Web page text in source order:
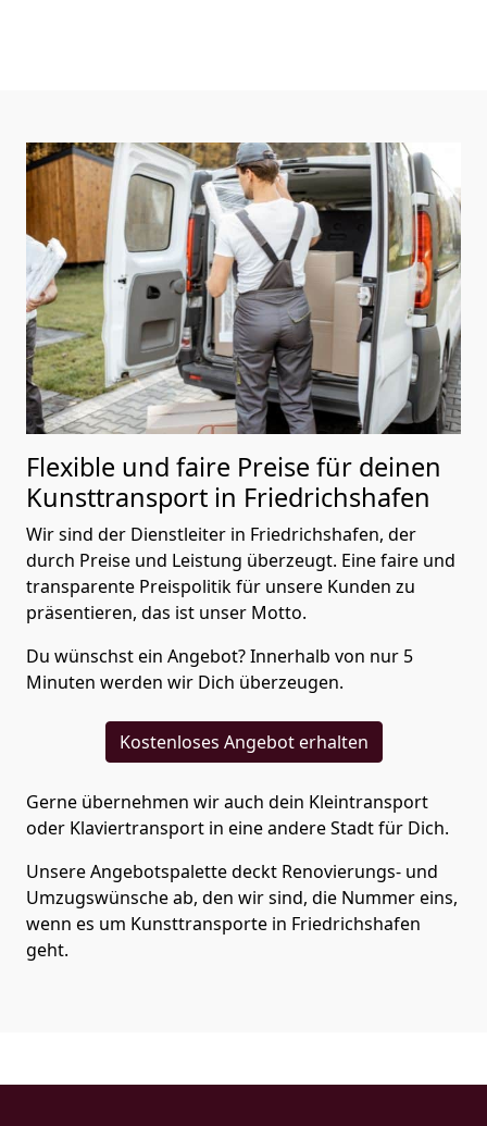
Flexible und faire Preise für deinen
Kunsttransport in Friedrichshafen
Wir sind der Dienstleiter in Friedrichshafen, der
durch Preise und Leistung überzeugt. Eine faire und
transparente Preispolitik für unsere Kunden zu
präsentieren, das ist unser Motto.
Du wünschst ein Angebot? Innerhalb von nur 5
Minuten werden wir Dich überzeugen.
Kostenloses Angebot erhalten
Gerne übernehmen wir auch dein Kleintransport
oder Klaviertransport in eine andere Stadt für Dich.
Unsere Angebotspalette deckt Renovierungs- und
Umzugswünsche ab, den wir sind, die Nummer eins,
wenn es um Kunsttransporte in Friedrichshafen
geht.